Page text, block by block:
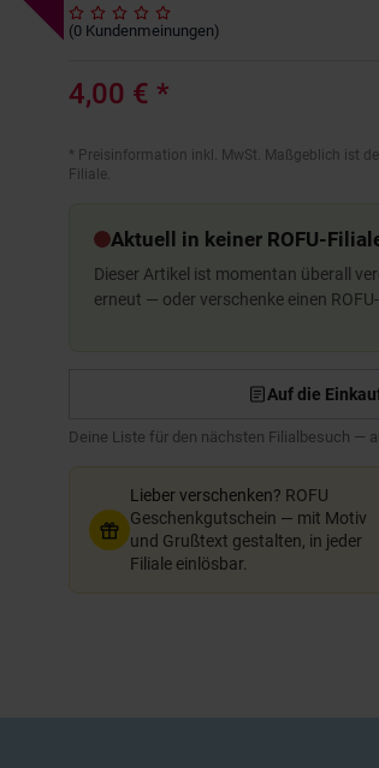
(0 Kundenmeinungen)
4,00 € *
* Preisinformation inkl. MwSt. Maßgeblich ist
Filiale.
Aktuell in keiner ROFU-
Dieser Artikel ist momentan überall
erneut — oder verschenke einen
Auf die
Deine Liste für den nächsten Filialbesuch —
Lieber verschenken? ROFU
Geschenkgutschein — mit Motiv
und Grußtext gestalten, in jeder
Filiale einlösbar.